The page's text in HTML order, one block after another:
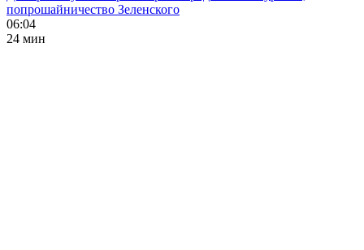
попрошайничество Зеленского
06:04
24 мин